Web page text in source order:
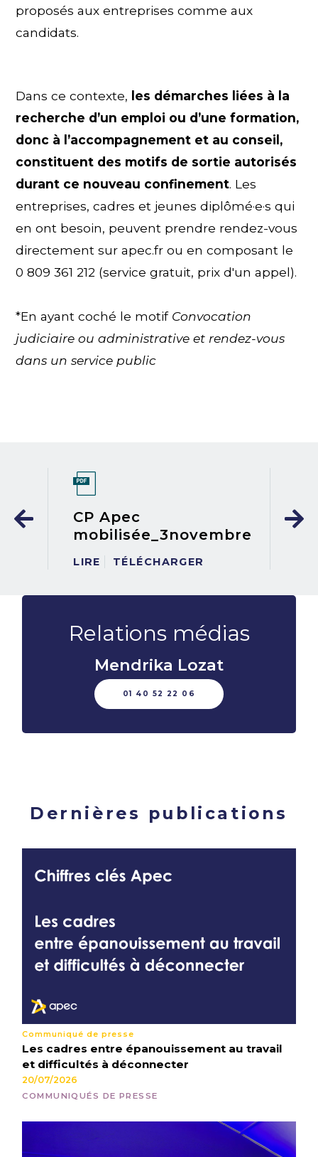
proposés aux entreprises comme aux
candidats.
Dans ce contexte, les démarches liées à la
recherche d’un emploi ou d’une formation,
donc à l’accompagnement et au conseil,
constituent des motifs de sortie autorisés
durant ce nouveau confinement. Les
entreprises, cadres et jeunes diplômé·e·s qui
en ont besoin, peuvent prendre rendez-vous
directement sur apec.fr ou en composant le
0 809 361 212 (service gratuit, prix d'un appel).
*En ayant coché le motif Convocation
judiciaire ou administrative et rendez-vous
dans un service public
CP Apec
mobilisée_3novembre
LIRE TÉLÉCHARGER
Relations médias
Mendrika Lozat
01 40 52 22 06
Dernières publications
Communiqué de presse
Les cadres entre épanouissement au travail
et difficultés à déconnecter
20/07/2026
COMMUNIQUÉS DE PRESSE